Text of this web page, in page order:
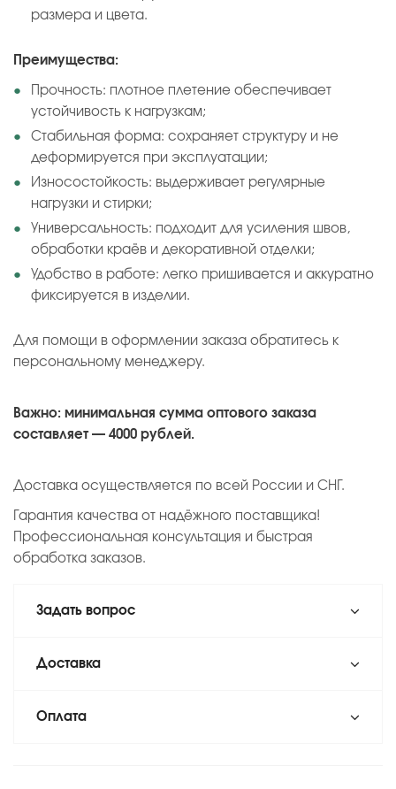
размера и цвета.
Преимущества:
Прочность: плотное плетение обеспечивает
устойчивость к нагрузкам;
Стабильная форма: сохраняет структуру и не
деформируется при эксплуатации;
Износостойкость: выдерживает регулярные
нагрузки и стирки;
Универсальность: подходит для усиления швов,
обработки краёв и декоративной отделки;
Удобство в работе: легко пришивается и аккуратно
фиксируется в изделии.
Для помощи в оформлении заказа обратитесь к
персональному менеджеру.
Важно: минимальная сумма оптового заказа
составляет — 4000 рублей.
Доставка осуществляется по всей России и СНГ.
Гарантия качества от надёжного поставщика!
Профессиональная консультация и быстрая
обработка заказов.
Задать вопрос
Доставка
Оплата